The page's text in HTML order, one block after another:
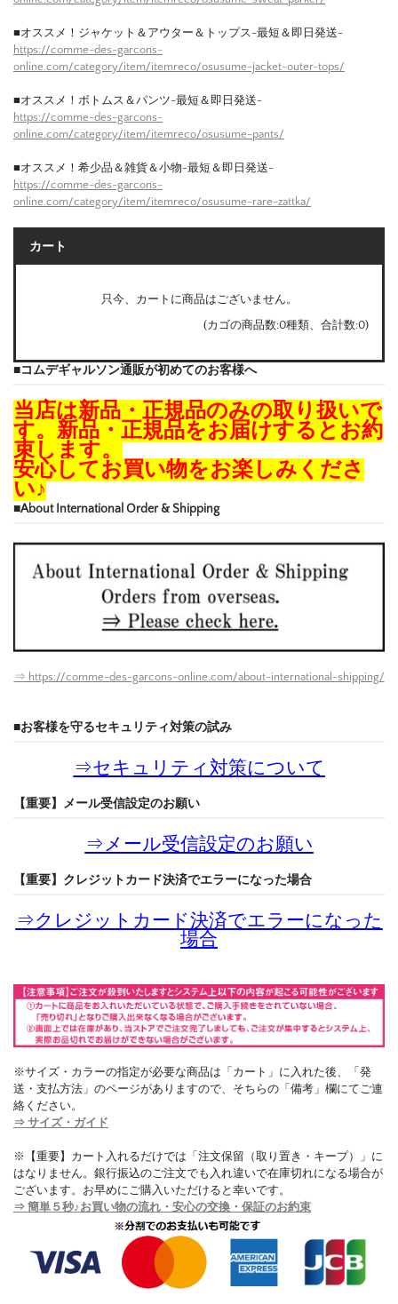
■オススメ！ジャケット＆アウター＆トップス-最短＆即日発送-
https://comme-des-garcons-
online.com/category/item/itemreco/osusume-jacket-outer-tops/
■オススメ！ボトムス＆パンツ-最短＆即日発送-
https://comme-des-garcons-
online.com/category/item/itemreco/osusume-pants/
■オススメ！希少品＆雑貨＆小物-最短＆即日発送-
https://comme-des-garcons-
online.com/category/item/itemreco/osusume-rare-zattka/
カート
只今、カートに商品はございません。
(カゴの商品数:0種類、合計数:0)
■コムデギャルソン通販が初めてのお客様へ
当店は新品・正規品のみの取り扱いで
す。新品・正規品をお届けするとお約
束します。
安心してお買い物をお楽しみくださ
い♪
■About International Order & Shipping
⇒ https://comme-des-garcons-online.com/about-international-shipping/
■お客様を守るセキュリティ対策の試み
⇒セキュリティ対策について
【重要】メール受信設定のお願い
⇒メール受信設定のお願い
【重要】クレジットカード決済でエラーになった場合
⇒クレジットカード決済でエラーになった
場合
※サイズ・カラーの指定が必要な商品は「カート」に入れた後、「発
送・支払方法」のページがありますので、そちらの「備考」欄にてご連
絡ください。
⇒ サイズ・ガイド
※【重要】カート入れるだけでは「注文保留（取り置き・キープ）」に
はなりません。銀行振込のご注文でも入れ違いで在庫切れになる場合が
ございます。お早めにご購入いただけると幸いです。
⇒ 簡単５秒♪お買い物の流れ・安心の交換・保証のお約束